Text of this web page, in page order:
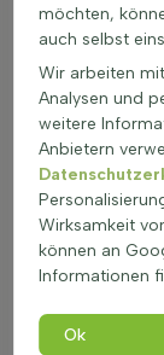
Für naturnahe
besonders gut
Blickfang.
möchten,
auch selbst
Wir arbeiten
Analysen und
weitere
Anbietern
Wirksamkeit
können an
Informationen
Ok